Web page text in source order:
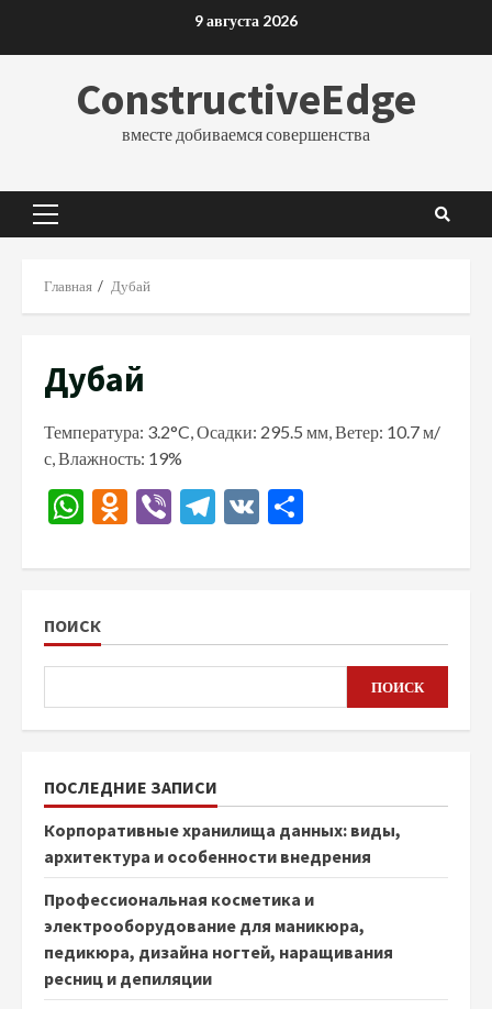
9 августа 2026
ConstructiveEdge
вместе добиваемся совершенства
Основное
Главная Дубай
Дубай
Температура: 3.2°C, Осадки: 295.5 мм, Ветер: 10.7 м/
с, Влажность: 19%
WhatsApp
Odnoklassniki
ViberTelegram
VK
ПОИСК
ПОИСК
ПОСЛЕДНИЕ ЗАПИСИ
Корпоративные хранилища данных: виды,
архитектура и особенности внедрения
Профессиональная косметика и
электрооборудование для маникюра,
педикюра, дизайна ногтей, наращивания
ресниц и депиляции